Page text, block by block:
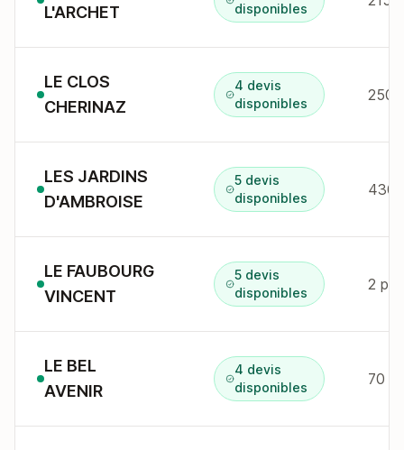
L'ARCHET
disponibles
LE CLOS
CHERINAZ
4 devis
disponibles
LES JARDINS
D'AMBROISE
5 devis
disponibles
430
LE FAUBOURG
VINCENT
5 devis
disponibles
2 pl
LE BEL
AVENIR
4 devis
disponibles
70